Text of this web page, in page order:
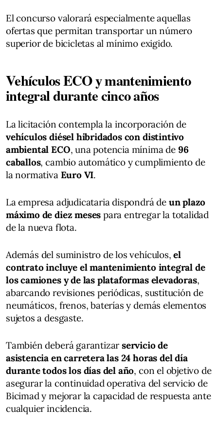
El concurso valorará especialmente aquellas
ofertas que permitan transportar un número
superior de bicicletas al mínimo exigido.
Vehículos ECO y mantenimiento
integral durante cinco años
La licitación contempla la incorporación de
vehículos diésel hibridados con distintivo
ambiental ECO, una potencia mínima de 96
caballos, cambio automático y cumplimiento de
la normativa Euro VI.
La empresa adjudicataria dispondrá de un plazo
máximo de diez meses para entregar la totalidad
de la nueva flota.
Además del suministro de los vehículos,el
contrato incluye el mantenimiento integral de
los camiones y de las plataformas elevadoras,
abarcando revisiones periódicas, sustitución de
neumáticos, frenos, baterías y demás elementos
sujetos a desgaste.
También deberá garantizarservicio de
asistencia en carretera las 24 horas del día
durante todos los días del año, con el objetivo de
asegurar la continuidad operativa del servicio de
Bicimad y mejorar la capacidad de respuesta ante
cualquier incidencia.